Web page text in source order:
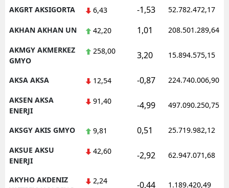
AKGRT AKSIGORTA 6,43 -1,53 52.782.472,17
AKHAN AKHAN UN 42,20 1,01 208.501.289,64
AKMGY AKMERKEZ
GMYO
258,00 3,20 15.894.575,15
AKSA AKSA 12,54 -0,87 224.740.006,90
AKSEN AKSA
ENERJI
91,40 -4,99 497.090.250,75
AKSGY AKIS GMYO 9,81 0,51 25.719.982,12
AKSUE AKSU
ENERJI
42,60 -2,92 62.947.071,68
AKYHO AKDENIZ
2,24 -0,44 1.189.420,49